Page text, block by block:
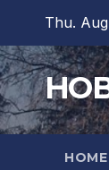
content
Thu.
HOME